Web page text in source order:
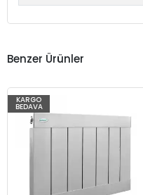
Benzer Ürünler
KARGO
BEDAVA